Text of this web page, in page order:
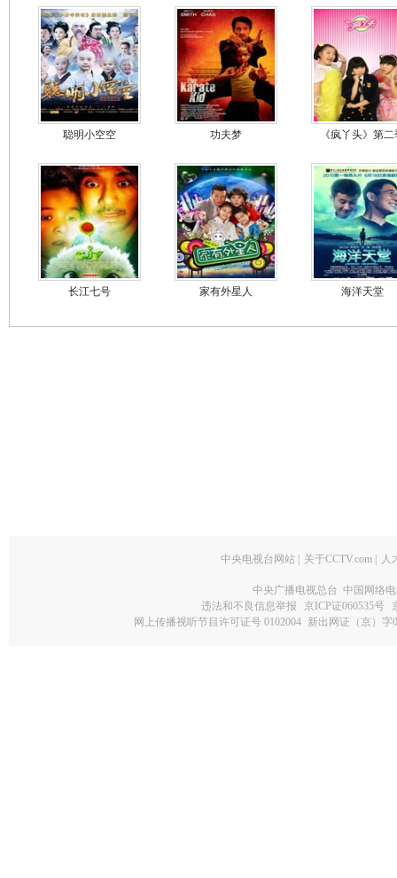
聪明小空空 功夫梦 《疯丫头》第二
长江七号 家有外星人 海洋天堂
中央电视台网站 关于CCTV.com 人
中央广播电视总台 中国网络
违法和不良信息举报
京ICP证060535号
网上传播视听节目许可证号 0102004 新出网证（京）